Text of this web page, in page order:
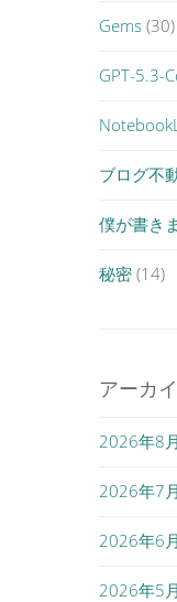
Gems (30)
GPT-5.3-
ブログ不
僕が書き
秘密 (14)
アーカ
2026年8月
2026年7月
2026年6月
2026年5月